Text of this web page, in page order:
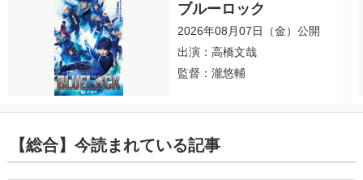
ブルーロック
2026年08月07日（金）公開
出演：高橋文哉
監督：瀧悠輔
【総合】今読まれている記事